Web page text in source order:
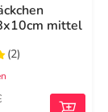
mittel
(2)